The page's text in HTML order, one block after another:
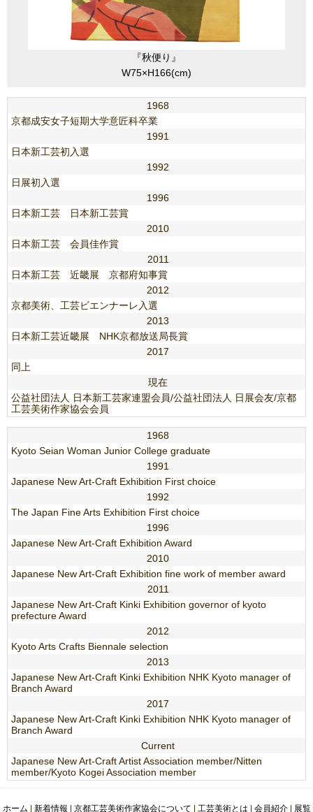
『秋便り』
W75×H166(cm)
1968
京都成安女子短期大学意匠科卒業
1991
日本新工芸初入選
1992
日展初入選
1996
日本新工芸 日本新工芸賞
2010
日本新工芸 会員佳作賞
2011
日本新工芸 近畿展 京都府知事賞
2012
京都美術、工芸ビエンナーレ入選
2013
日本新工芸近畿展 NHK京都放送局長賞
2017
同上
現在
公益社団法人 日本新工芸家連盟会員/公益社団法人 日展会友/京都
工芸美術作家協会会員
1968
Kyoto Seian Woman Junior College graduate
1991
Japanese New Art-Craft Exhibition First choice
1992
The Japan Fine Arts Exhibition First choice
1996
Japanese New Art-Craft Exhibition Award
2010
Japanese New Art-Craft Exhibition fine work of member award
2011
Japanese New Art-Craft Kinki Exhibition governor of kyoto
prefecture Award
2012
Kyoto Arts Crafts Biennale selection
2013
Japanese New Art-Craft Kinki Exhibition NHK Kyoto manager of
Branch Award
2017
Japanese New Art-Craft Kinki Exhibition NHK Kyoto manager of
Branch Award
Current
Japanese New Art-Craft Artist Association member/Nitten
member/Kyoto Kogei Association member
ホーム | 新着情報 | 京都工芸美術作家協会について | 工芸美術とは | 会員紹介| 展覧